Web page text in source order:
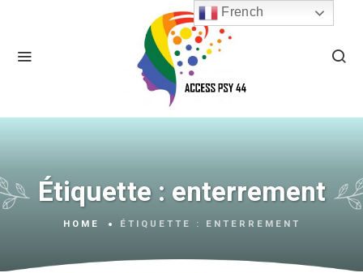
Étiquette :enterrement
HOME ÉTIQUETTE : ENTERREMENT
French